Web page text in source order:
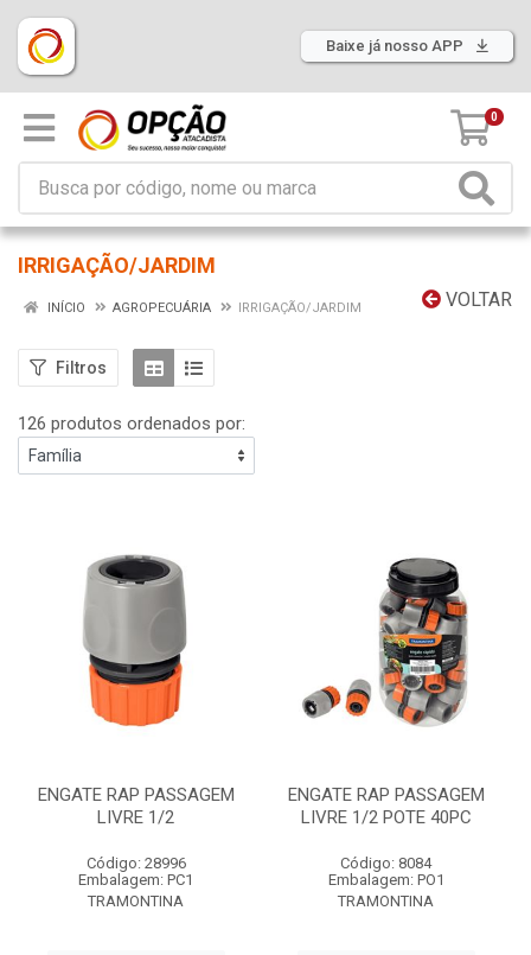
Baixe já nosso APP
0
IRRIGAÇÃO/JARDIM
VOLTAR
INÍCIO AGROPECUÁRIA IRRIGAÇÃO/JARDIM
Filtros
126 produtos ordenados por:
ENGATE RAP PASSAGEM
LIVRE 1/2
Código: 28996
Embalagem: PC1
TRAMONTINA
ENGATE RAP PASSAGEM
LIVRE 1/2 POTE 40PC
Código: 8084
Embalagem: PO1
TRAMONTINA